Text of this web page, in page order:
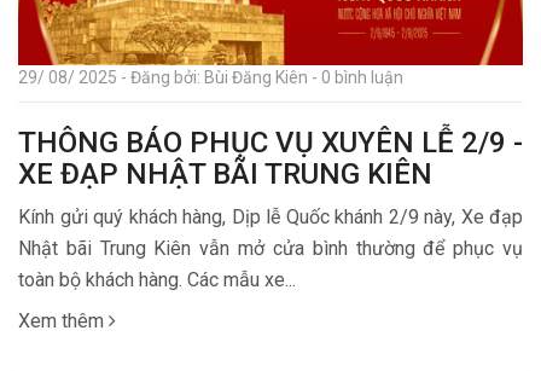
29/ 08/ 2025 - Đăng bởi: Bùi Đăng Kiên - 0 bình luận
THÔNG BÁO PHỤC VỤ XUYÊN LỄ 2/9 -
XE ĐẠP NHẬT BÃI TRUNG KIÊN
Kính gửi quý khách hàng, Dịp lễ Quốc khánh 2/9 này, Xe đạp
Nhật bãi Trung Kiên vẫn mở cửa bình thường để phục vụ
toàn bộ khách hàng. Các mẫu xe...
Xem thêm